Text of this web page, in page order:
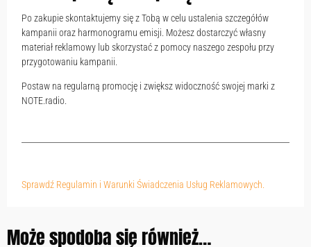
Po zakupie skontaktujemy się z Tobą w celu ustalenia szczegółów
kampanii oraz harmonogramu emisji. Możesz dostarczyć własny
materiał reklamowy lub skorzystać z pomocy naszego zespołu przy
przygotowaniu kampanii.
Postaw na regularną promocję i zwiększ widoczność swojej marki z
NOTE.radio.
Sprawdź Regulamin i Warunki Świadczenia Usług Reklamowych.
Może spodoba się również…